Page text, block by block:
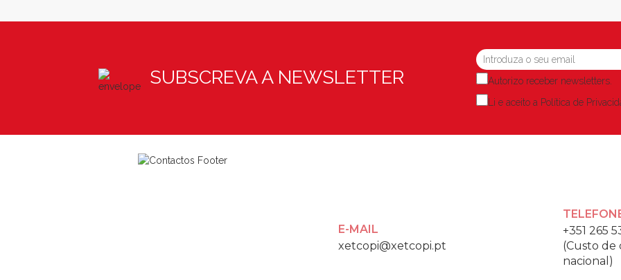
SUBSCREVA A NEWSLETTER
Autorizo receber newsletters.
Li e aceito a Política de
E-MAIL
xetcopi@xetcopi.pt
+351 265
(Custo de
nacional)